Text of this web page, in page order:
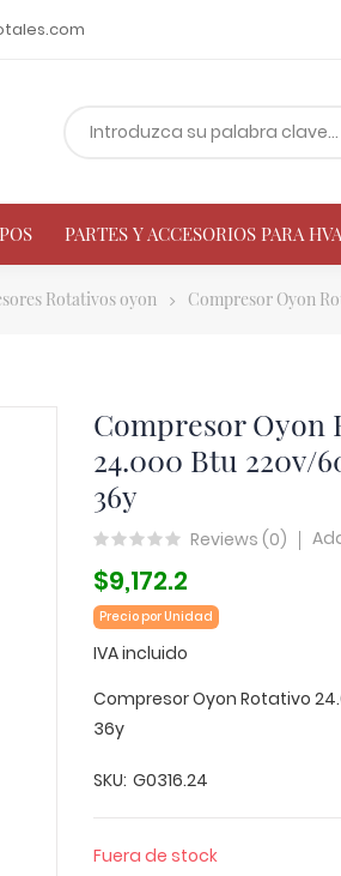
PARTES Y ACCESORIOS PARA
Rotativos oyon Compresor Oyon
Compresor Oyon
24.000 Btu 220v/
36y
Reviews (0)
$9,172.2
Precio por Unidad
IVA incluido
Compresor Oyon Rotativo
36y
SKU G0316.24
Fuera de stock